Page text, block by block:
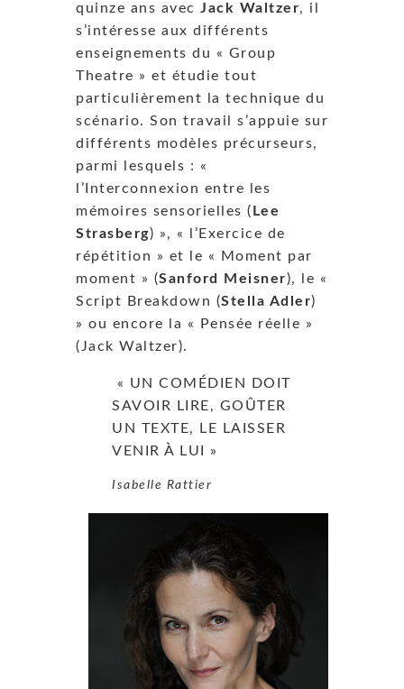
quinze ans avec Jack Waltzer, il
s’intéresse aux différents
enseignements du « Group
Theatre » et étudie tout
particulièrement la technique du
scénario. Son travail s’appuie sur
différents modèles précurseurs,
parmi lesquels : «
l’Interconnexion entre les
mémoires sensorielles ( Lee
Strasberg) », « l’Exercice de
répétition » et le « Moment par
moment » (Sanford Meisner), le «
Script Breakdown (Stella Adler)
» ou encore la « Pensée réelle »
(Jack Waltzer).
« UN COMÉDIEN DOIT
SAVOIR LIRE, GOÛTER
UN TEXTE, LE LAISSER
VENIR À LUI »
Isabelle Rattier